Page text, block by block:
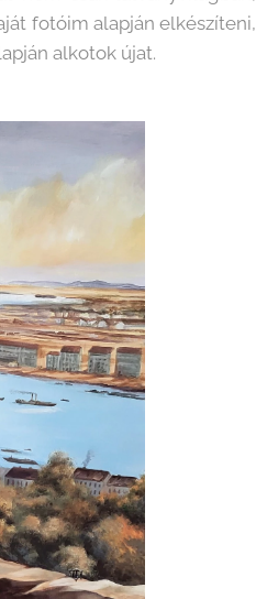
fotóim alapján elkészíteni,
alkotok újat.